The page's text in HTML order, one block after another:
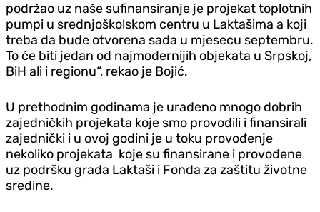
podržao uz naše sufinansiranje je projekat toplotnih
pumpi u srednjoškolskom centru u Laktašima a koji
treba da bude otvorena sada u mjesecu septembru.
To će biti jedan od najmodernijih objekata u Srpskoj,
BiH ali i regionu“, rekao je Bojić.
U prethodnim godinama je urađeno mnogo dobrih
zajedničkih projekata koje smo provodili i finansirali
zajednički i u ovoj godini je u toku provođenje
nekoliko projekata koje su finansirane i provođene
uz podršku grada Laktaši i Fonda za zaštitu životne
sredine.